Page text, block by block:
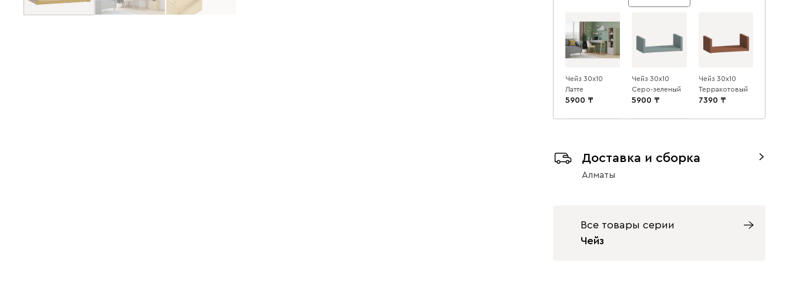
Чейз 30x10
Латте
5900
Чейз 30x10
Серо-зеленый
5900
Чейз 30x10
Терракотовый
7390
Доставка и сборка
Алматы
Все товары серии
Чейз